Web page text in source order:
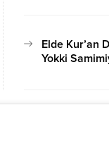
Elde Kur’an
Yokki